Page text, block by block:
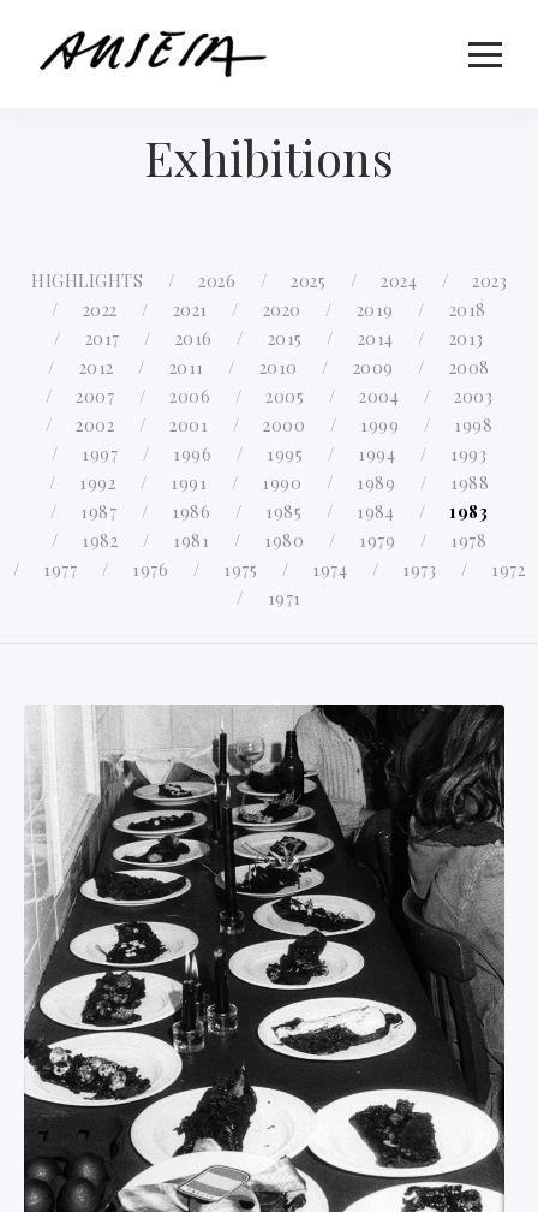
Exhibitions
HIGHLIGHTS 2026 2025 2024
2023
2022
2021 2020 2019
2018
2017
2016 2015 2014
2013
2012
2011 2010 2009
2008
2007
2006 2005 2004
2003
2002
2001 2000 1999
1998
1997
1996 1995 1994
1993
1992
1991 1990 1989
1988
1987
1986 1985 1984
1983
1982
1981 1980 1979
1978
1977
1976 1975 1974 1973
1972
1971